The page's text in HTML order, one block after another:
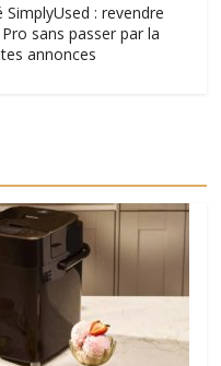
SimplyUsed : revendre
sans passer par la
annonces